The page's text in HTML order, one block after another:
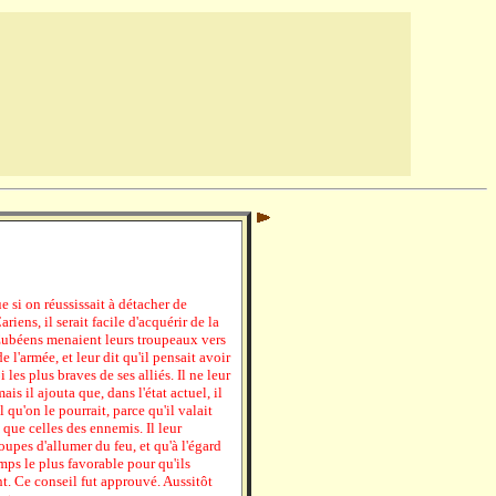
on réussissait à détacher de
il serait facile d'acquérir de la
menaient leurs troupeaux vers
l'armée, et leur dit qu'il pensait avoir
plus braves de ses alliés. Il ne leur
il ajouta que, dans l'état actuel, il
qu'on le pourrait, parce qu'il valait
celles des ennemis. Il leur
d'allumer du feu, et qu'à l'égard
le plus favorable pour qu'ils
Ce conseil fut approuvé. Aussitôt